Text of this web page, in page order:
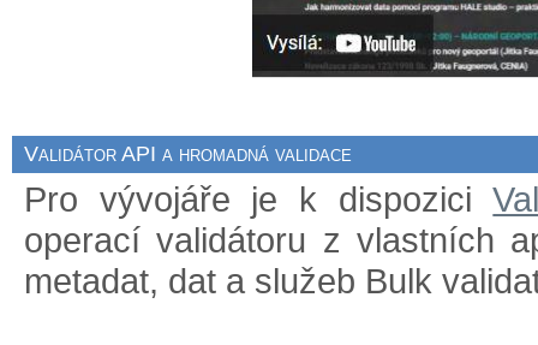
Validátor API a hromadná validace
Pro vývojáře je k dispozici
operací validátoru z vlastních
metadat, dat a služeb Bulk